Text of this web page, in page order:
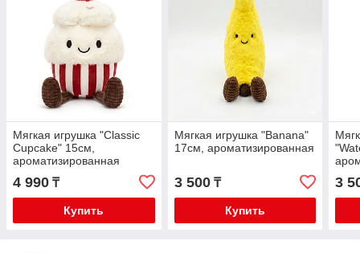
Мягкая игрушка "Classic
Cupcake" 15см,
ароматизированная
4 990 ₸
Купить
Мягкая игрушка "Banana"
17см, ароматизированная
3 500₸
Купить
3